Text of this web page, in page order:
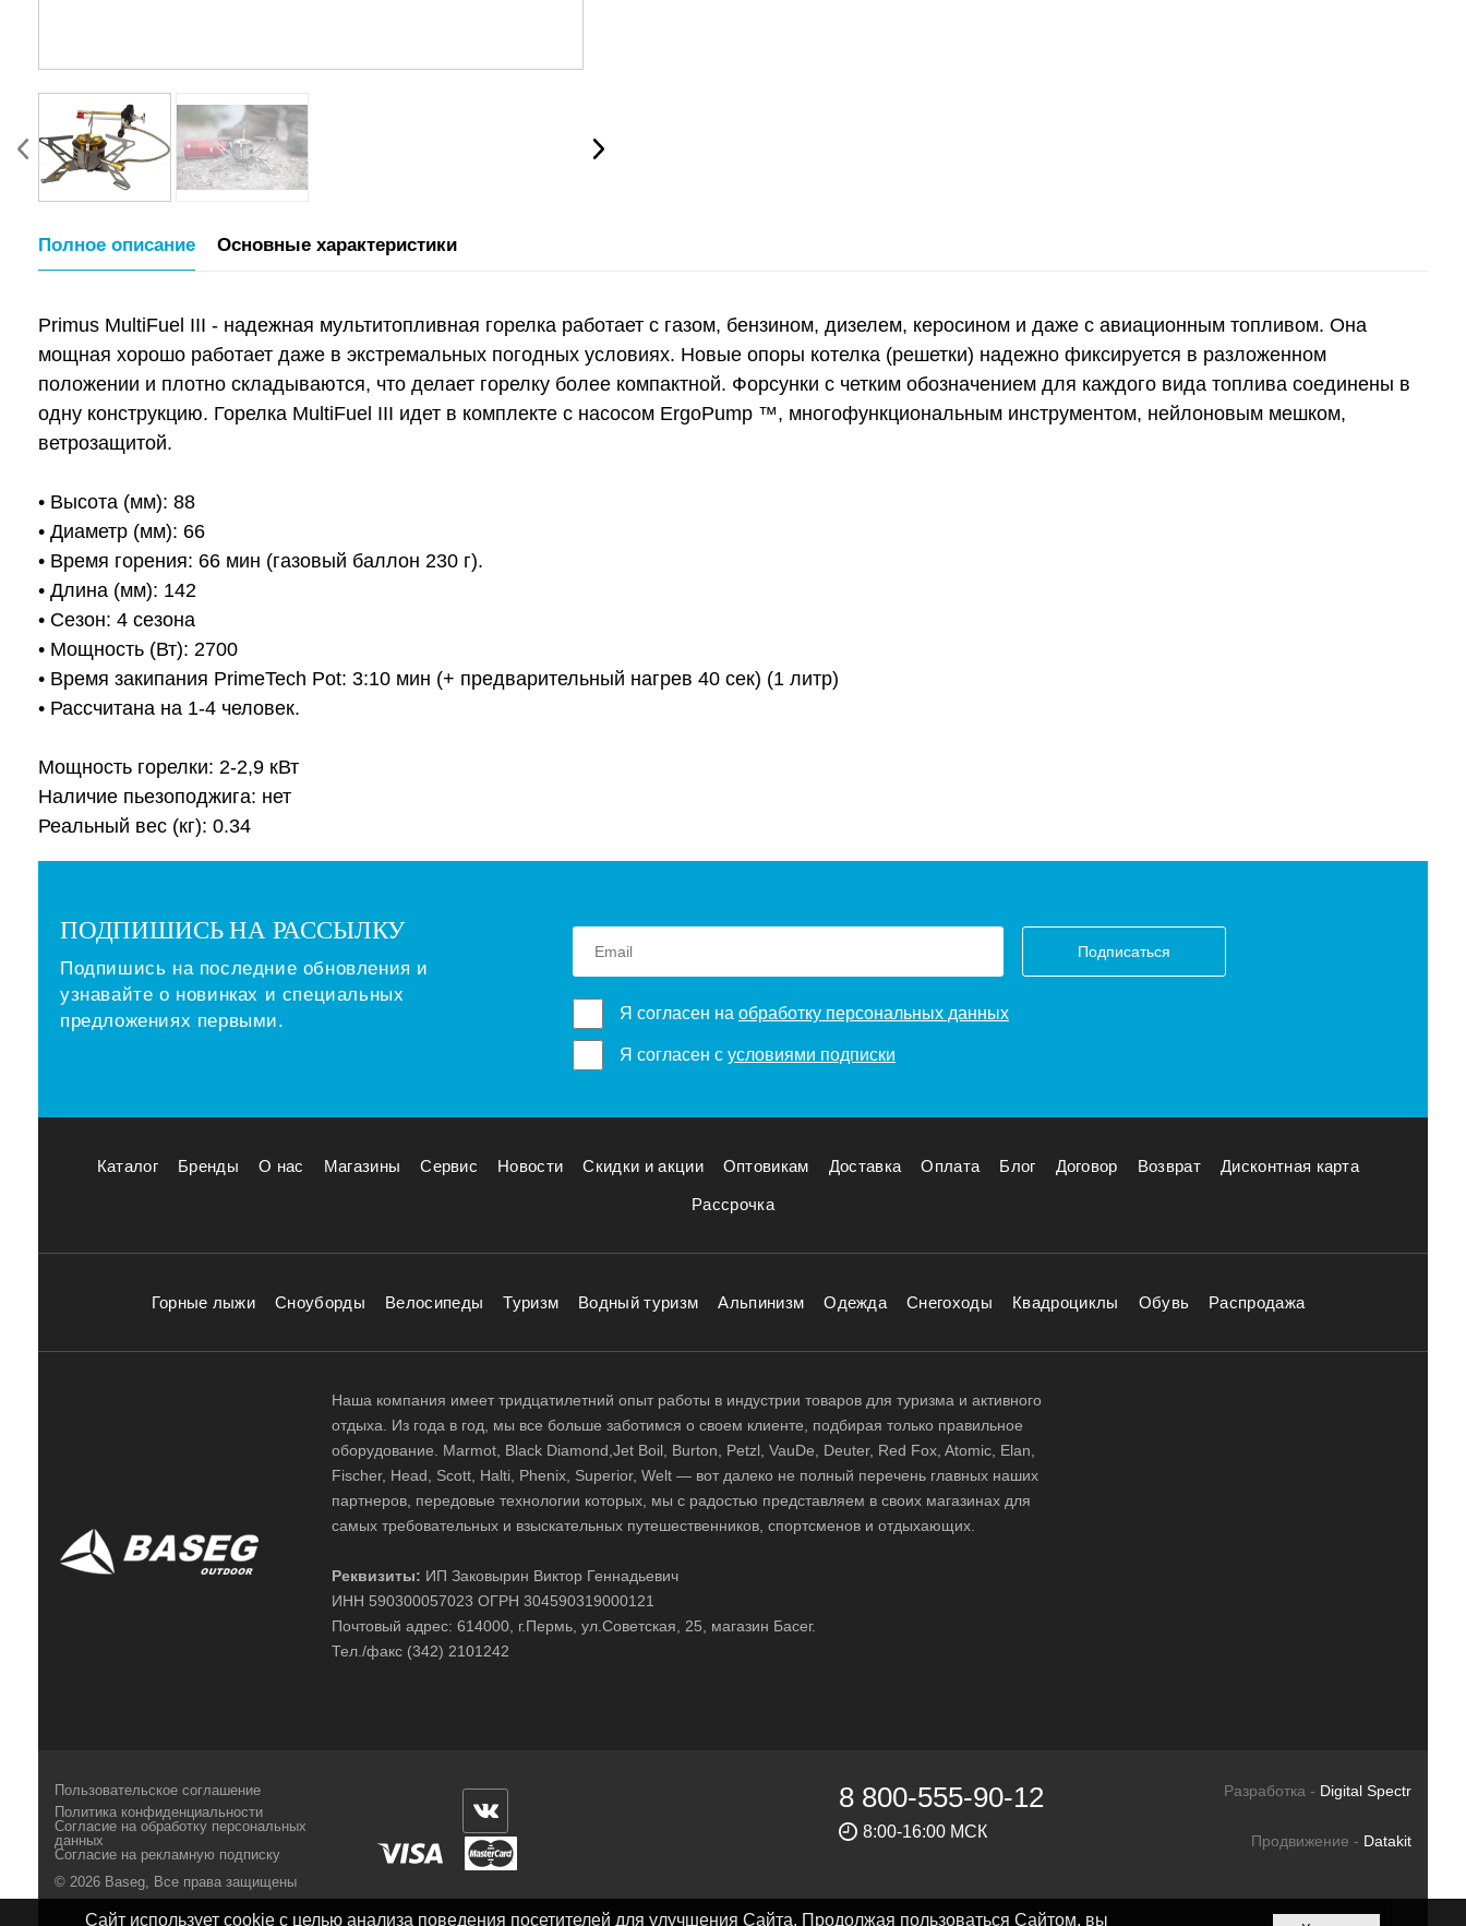
Полное описание Основные характеристики
Primus MultiFuel III - надежная мультитопливная горелка работает с газом, бензином, дизелем, керосином и даже с авиационным топливом. Она
мощная хорошо работает даже в экстремальных погодных условиях. Новые опоры котелка (решетки) надежно фиксируется в разложенном
положении и плотно складываются, что делает горелку более компактной. Форсунки с четким обозначением для каждого вида топлива соединены в
одну конструкцию. Горелка MultiFuel III идет в комплекте с насосом ErgoPump ™, многофункциональным инструментом, нейлоновым мешком,
ветрозащитой.
• Высота (мм): 88
• Диаметр (мм): 66
• Время горения: 66 мин (газовый баллон 230 г).
• Длина (мм): 142
• Сезон: 4 сезона
• Мощность (Вт): 2700
• Время закипания PrimeTech Pot: 3:10 мин (+ предварительный нагрев 40 сек) (1 литр)
• Рассчитана на 1-4 человек.
Мощность горелки: 2-2,9 кВт
Наличие пьезоподжига: нет
Реальный вес (кг): 0.34
ПОДПИШИСЬ НА РАССЫЛКУ
Подпишись на последние обновления и
узнавайте о новинках и специальных
предложениях первыми.
Подписаться
Я согласен на обработку персональных данных
Я согласен с условиями подписки
Каталог Бренды О нас Магазины Сервис Новости Скидки и акции Оптовикам Доставка Оплата Блог Договор Возврат Дисконтная карта
Рассрочка
Горные лыжи Сноуборды Велосипеды Туризм Водный туризм Альпинизм Одежда Снегоходы Квадроциклы Обувь Распродажа
Наша компания имеет тридцатилетний опыт работы в индустрии товаров для туризма и активного
отдыха. Из года в год, мы все больше заботимся о своем клиенте, подбирая только правильное
оборудование. Marmot, Black Diamond,Jet Boil, Burton, Petzl, VauDe, Deuter, Red Fox, Atomic, Elan,
Fischer, Head, Scott, Halti, Phenix, Superior, Welt — вот далеко не полный перечень главных наших
партнеров, передовые технологии которых, мы с радостью представляем в своих магазинах для
самых требовательных и взыскательных путешественников, спортсменов и отдыхающих.
Реквизиты: ИП Заковырин Виктор Геннадьевич
ИНН 590300057023 ОГРН 304590319000121
Почтовый адрес: 614000, г.Пермь, ул.Советская, 25, магазин Басег.
Тел./факс (342) 2101242
Пользовательское соглашение
Политика конфиденциальности
Согласие на обработку персональных
данных
Согласие на рекламную подписку
© 2026 Baseg, Все права защищены
8 800-555-90-12
8:00-16:00 МСК
Разработка - Digital Spectr
Продвижение - Datakit
Сайт использует cookie с целью анализа поведения посетителей для улучшения Сайта. Продолжая пользоваться Сайтом, вы